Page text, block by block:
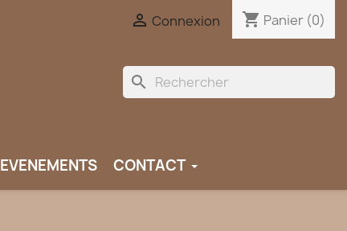
 Connexion shopping_cart Panier (0)
search
EVENEMENTS CONTACT